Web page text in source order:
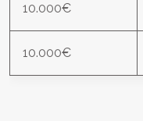
10.000€
10.000€